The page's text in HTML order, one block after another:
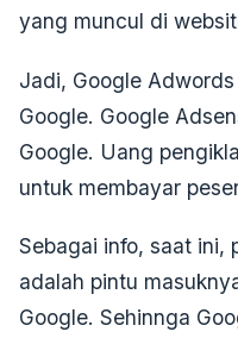
yang muncul di
Jadi, Google
Google. Google
Google. Uang
untuk membayar
Sebagai info, saat ini,
adalah pintu
Google. Sehinnga